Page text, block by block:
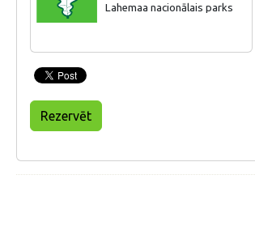
Lahemaa nacionālais parks
Rezervēt